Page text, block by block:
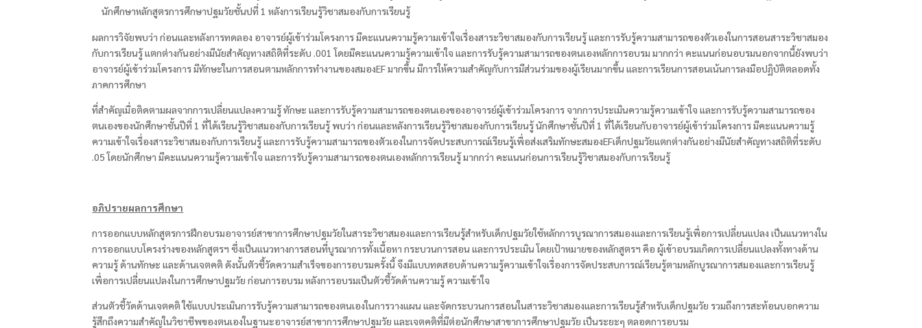
นักศึกษาหลักสูตรการศึกษาปฐมวัยชั้นปที่ 1หลังการเรียนรู้วิชาสมองกับการเรียนรู้
ผลการวิจัยพบว่า ก่อนและหลังการทดลอง อาจารย์ผู้เข้าร่วมโครงการ มีคะแนนความรู้ความเข้าใจเรื่องสาระวิชาสมองกับการเรียนรู้ และการรับรู้ความสามารถของตัวเองในการสอนสาระวิชาสมอง
กับการเรียนรู้ แตกต่างกันอย่างมีนัยสำคัญทางสถิติที่ระดับ .001 โดยมีคะแนนความรู้ความเข้าใจ และการรับรู้ความสามารถของตนเองหลักการอบรม มากกว่า คะแนนก่อนอบรมนอกจากนี้ยังพบว่า
อาจารย์ผู้เข้าร่วมโครงการ มีทักษะในการสอนตามหลักการทำงานของสมองEFมากขึ้น มีการให้ความสำคัญกับการมีส่วนร่วมของผู้เรียนมากขึ้น และการเรียนการสอนเน้นการลงมือปฏิบัติตลอดทั้ง
ภาคการศึกษา
ที่สำคัญเมื่อติดตามผลจากการเปลี่ยนแปลงความรู้ ทักษะ และการรับรู้ความสามารถของตนเองของอาจารย์ผู้เข้าร่วมโครงการ จากการประเมินความรู้ความเข้าใจ และการรับรู้ความสามารถของ
ตนเองของนักศึกษาชั้นปีที่ 1ที่ได้เรียนรู้วิชาสมองกับการเรียนรู้ พบว่า ก่อนและหลังการเรียนรู้วิชาสมองกับการเรียนรู้ นักศึกษาชั้นปีที่ 1ที่ได้เรียนกับอาจารย์ผู้เข้าร่วมโครงการ มีคะแนนความรู้
ความเข้าใจเรื่องสาระวิชาสมองกับการเรียนรู้ และการรับรู้ความสามารถของตัวเองในการจัดประสบการณ์เรียนรู้เพื่อส่งเสริมทักษะสมองEFเด็กปฐมวัยแตกต่างกันอย่างมีนัยสำคัญทางสถิติที่ระดับ
.05โดยนักศึกษา มีคะแนนความรู้ความเข้าใจ และการรับรู้ความสามารถของตนเองหลักการเรียนรู้ มากกว่า คะแนนก่อนการเรียนรู้วิชาสมองกับการเรียนรู้
อภิปรายผลการศึกษา
การออกแบบหลักสูตรการฝึกอบรมอาจารย์สาขาการศึกษาปฐมวัยในสาระวิชาสมองและการเรียนรู้สำหรับเด็กปฐมวัยใช้หลักการบูรณาการสมองและการเรียนรู้เพื่อการเปลี่ยนแปลง เป็นแนวทางใน
การออกแบบโครงร่างของหลักสูตรฯ ซึ่งเป็นแนวทางการสอนที่บูรณาการทั้งเนื้อหา กระบวนการสอน และการประเมิน โดยเป้าหมายของหลักสูตรฯ คือ ผู้เข้าอบรมเกิดการเปลี่ยนแปลงทั้งทางด้าน
ความรู้ ด้านทักษะ และด้านเจตคติ ดังนั้นตัวชี้วัดความสำเร็จของการอบรมครั้งนี้ จึงมีแบบทดสอบด้านความรู้ความเข้าใจเรื่องการจัดประสบการณ์เรียนรู้ตามหลักบูรณาการสมองและการเรียนรู้
เพื่อการเปลี่ยนแปลงในการศึกษาปฐมวัย ก่อนการอบรม หลังการอบรมเป็นตัวชี้วัดด้านความรู้ ความเข้าใจ
ส่วนตัวชี้วัดด้านเจตคติ ใช้แบบประเมินการรับรู้ความสามารถของตนเองในการวางแผน และจัดกระบวนการสอนในสาระวิชาสมองและการเรียนรู้สำหรับเด็กปฐมวัย รวมถึงการสะท้อนบอกความ
รู้สึกถึงความสำคัญในวิชาชีพของตนเองในฐานะอาจารย์สาขาการศึกษาปฐมวัย และเจตคติที่มีต่อนักศึกษาสาขาการศึกษาปฐมวัย เป็นระยะๆ ตลอดการอบรม